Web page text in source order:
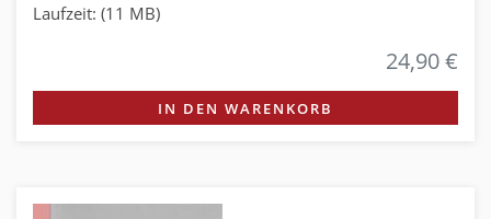
Laufzeit: (11 MB)
24,90 €
IN DEN WARENKORB